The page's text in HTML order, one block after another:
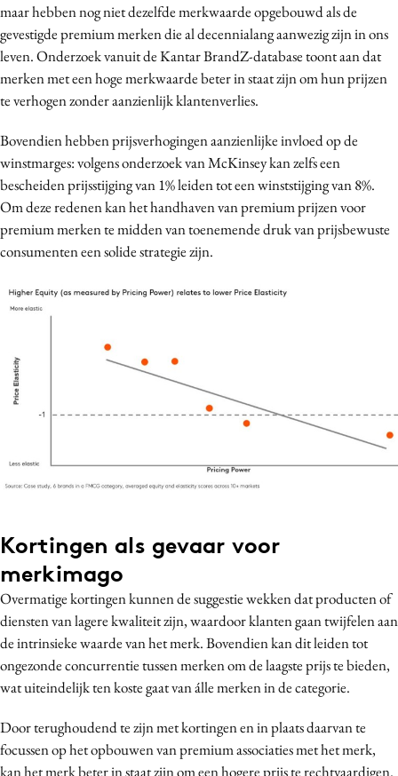
Programmatic
Purpose Marketing
Reputatie & crisis
maar hebben nog niet dezelfde merkwaarde opgebouwd als de
gevestigde premium merken die al decennialang aanwezig zijn in ons
leven. Onderzoek vanuit de Kantar BrandZ-database toont aan dat
merken met een hoge merkwaarde beter in staat zijn om hun prijzen
te verhogen zonder aanzienlijk klantenverlies.
Bovendien hebben prijsverhogingen aanzienlijke invloed op de
winstmarges: volgens onderzoek van McKinsey kan zelfs een
bescheiden prijsstijging van 1% leiden tot een winststijging van 8%.
Om deze redenen kan het handhaven van premium prijzen voor
premium merken te midden van toenemende druk van prijsbewuste
consumenten een solide strategie zijn.
Kortingen als gevaar voor
merkimago
Overmatige kortingen kunnen de suggestie wekken dat producten of
diensten van lagere kwaliteit zijn, waardoor klanten gaan twijfelen aan
de intrinsieke waarde van het merk. Bovendien kan dit leiden tot
ongezonde concurrentie tussen merken om de laagste prijs te bieden,
wat uiteindelijk ten koste gaat van álle merken in de categorie.
Door terughoudend te zijn met kortingen en in plaats daarvan te
focussen op het opbouwen van premium associaties met het merk,
kan het merk beter in staat zijn om een hogere prijs te rechtvaardigen.